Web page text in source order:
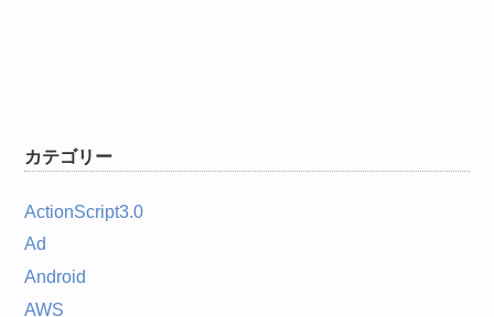
カテゴリー
ActionScript3.0
Ad
Android
AWS